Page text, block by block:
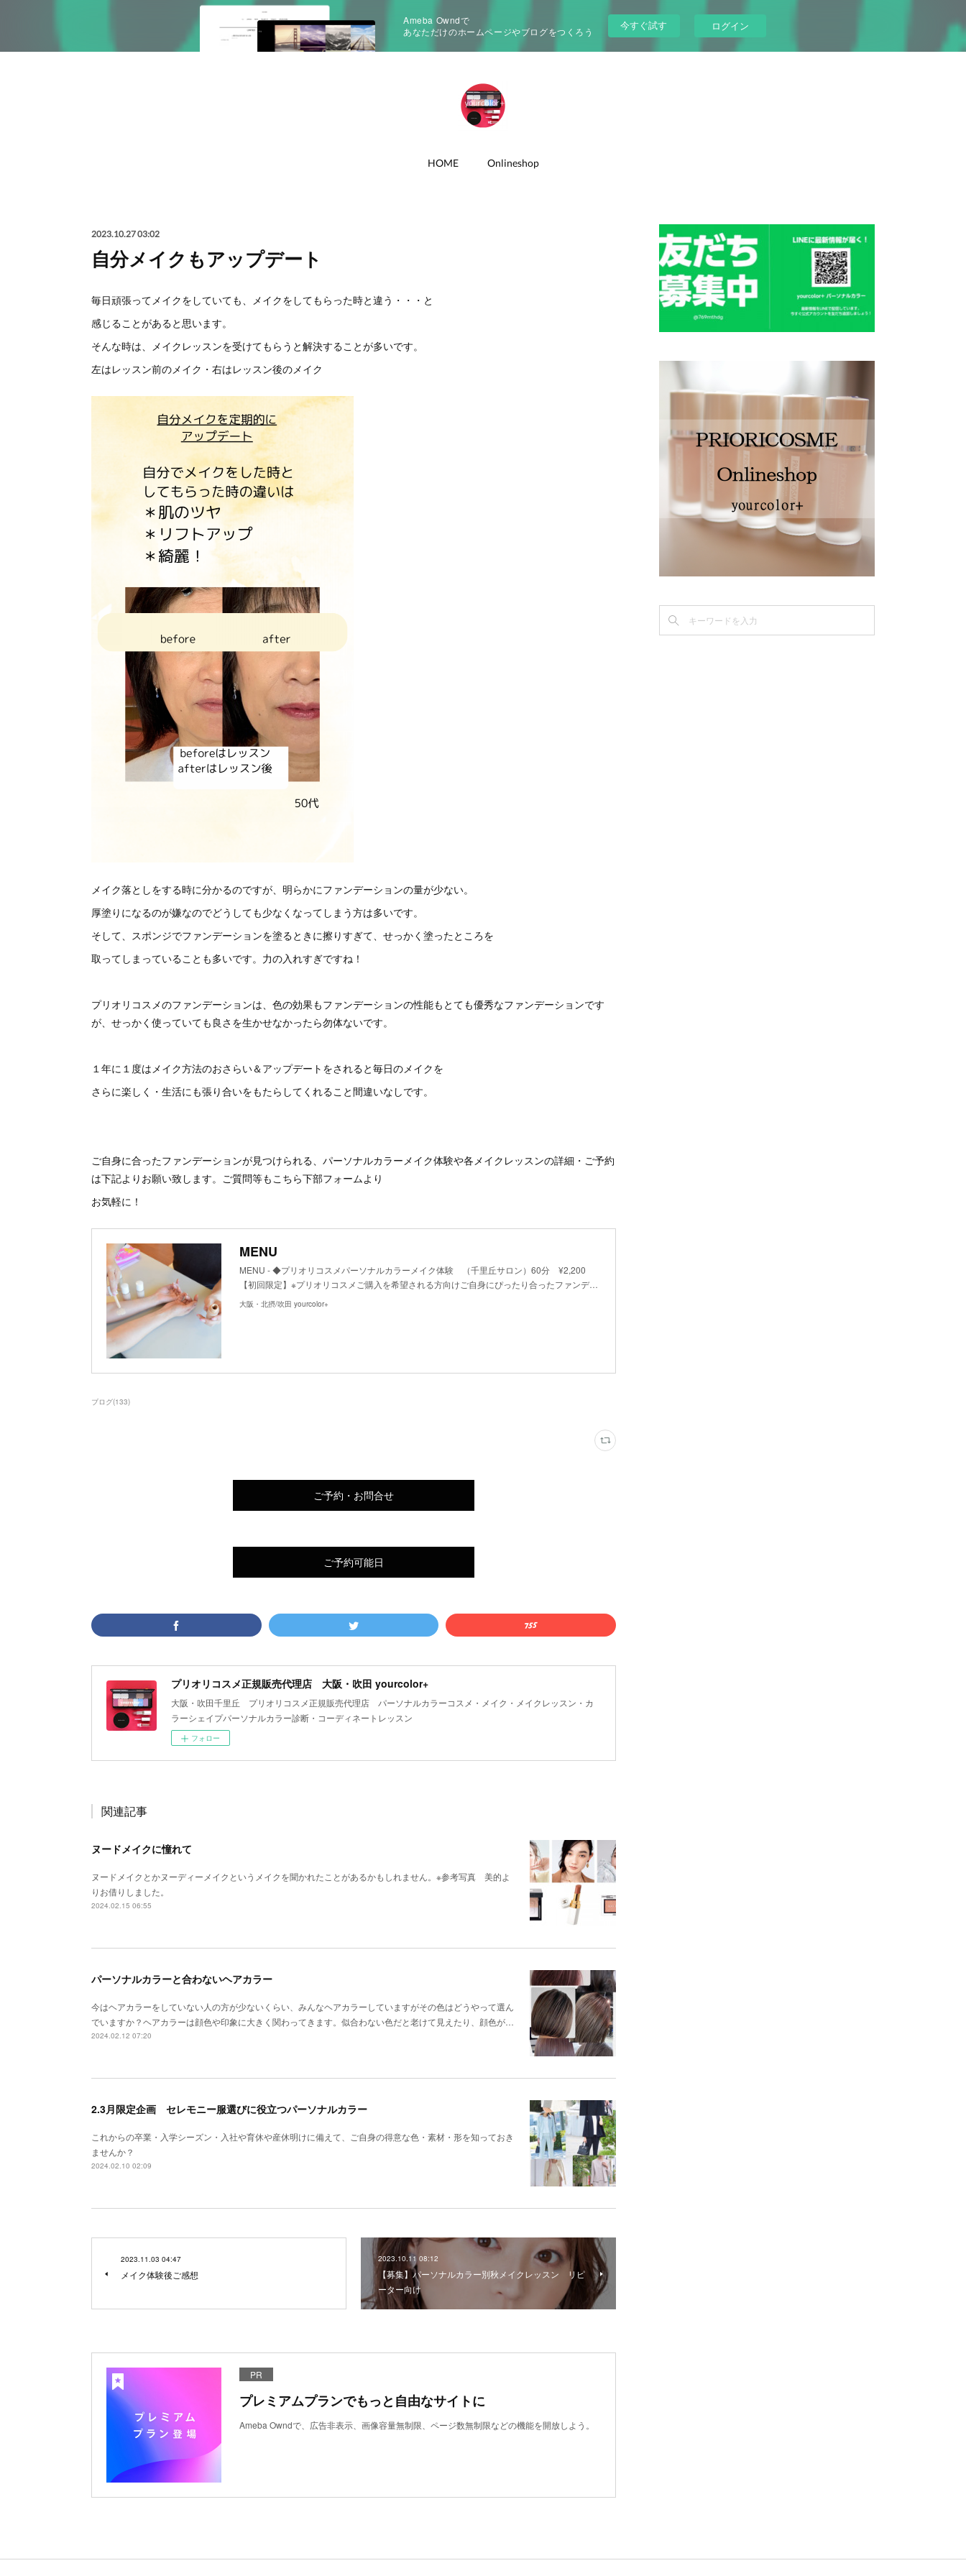
Ameba Owndで
あなただけのホームページやブログをつくろう
今すぐ試す ログイン
HOME Onlineshop
2023.10.27 03:02
自分メイクもアップデート
毎日頑張ってメイクをしていても、メイクをしてもらった時と違う・・・と
感じることがあると思います。
そんな時は、メイクレッスンを受けてもらうと解決することが多いです。
左はレッスン前のメイク・右はレッスン後のメイク
メイク落としをする時に分かるのですが、明らかにファンデーションの量が少ない。
厚塗りになるのが嫌なのでどうしても少なくなってしまう方は多いです。
そして、スポンジでファンデーションを塗るときに擦りすぎて、せっかく塗ったところを
取ってしまっていることも多いです。力の入れすぎですね！
プリオリコスメのファンデーションは、色の効果もファンデーションの性能もとても優秀なファンデーションです
が、せっかく使っていても良さを生かせなかったら勿体ないです。
１年に１度はメイク方法のおさらい＆アップデートをされると毎日のメイクを
さらに楽しく・生活にも張り合いをもたらしてくれること間違いなしです。
ご自身に合ったファンデーションが見つけられる、パーソナルカラーメイク体験や各メイクレッスンの詳細・ご予約
は下記よりお願い致します。ご質問等もこちら下部フォームより
お気軽に！
MENU
MENU - ◆プリオリコスメパーソナルカラーメイク体験 （千里丘サロン）60分 ¥2,200
【初回限定】※プリオリコスメご購入を希望される方向けご自身にぴったり合ったファンデ…
大阪・北摂/吹田 yourcolor+
ブログ(133)
ご予約・お問合せ
ご予約可能日
プリオリコスメ正規販売代理店 大阪・吹田 yourcolor+
大阪・吹田千里丘 プリオリコスメ正規販売代理店 パーソナルカラーコスメ・メイク・メイクレッスン・カ
ラーシェイプパーソナルカラー診断・コーディネートレッスン
フォロー
関連記事
ヌードメイクに憧れて
ヌードメイクとかヌーディーメイクというメイクを聞かれたことがあるかもしれません。※参考写真 美的よ
りお借りしました。
2024.02.15 06:55
パーソナルカラーと合わないヘアカラー
今はヘアカラーをしていない人の方が少ないくらい、みんなヘアカラーしていますがその色はどうやって選ん
でいますか？ヘアカラーは顔色や印象に大きく関わってきます。似合わない色だと老けて見えたり、顔色が…
2024.02.12 07:20
2.3月限定企画 セレモニー服選びに役立つパーソナルカラー
これからの卒業・入学シーズン・入社や育休や産休明けに備えて、ご自身の得意な色・素材・形を知っておき
ませんか？
2024.02.10 02:09
2023.11.03 04:47
メイク体験後ご感想
2023.10.11 08:12
【募集】パーソナルカラー別秋メイクレッスン リピ
ーター向け
PR
プレミアムプランでもっと自由なサイトに
Ameba Owndで、広告非表示、画像容量無制限、ページ数無制限などの機能を開放しよう。